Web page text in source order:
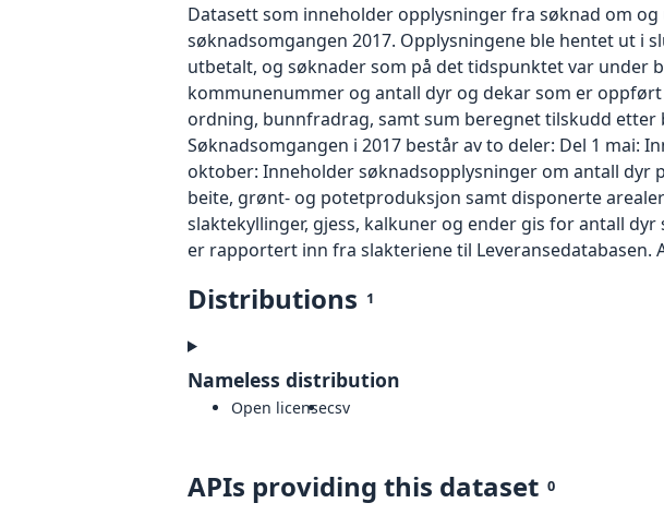
Datasett som inneholder opplysninger fra søknad om
søknadsomgangen 2017. Opplysningene ble hentet ut i
utbetalt, og søknader som på det tidspunktet var under
kommunenummer og antall dyr og dekar som er
ordning, bunnfradrag, samt sum beregnet tilskudd
Søknadsomgangen i 2017 består av to deler: Del 1 mai:
oktober: Inneholder søknadsopplysninger om antall dyr
beite, grønt- og potetproduksjon samt disponerte
slaktekyllinger, gjess, kalkuner og ender gis for antall
er rapportert inn fra slakteriene til
Distributions 1
Nameless distribution
Open licensecsv
APIs providing this dataset 0